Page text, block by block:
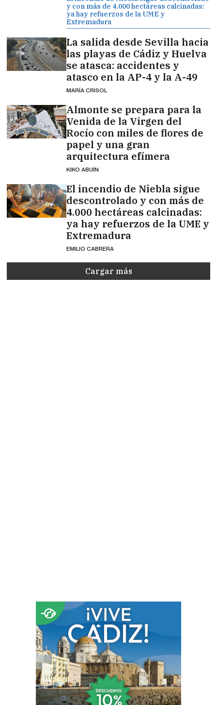
y con más de 4.000 hectáreas calcinadas:
ya hay refuerzos de la UME y
Extremadura
La salida desde Sevilla hacia
las playas de Cádiz y Huelva
se atasca: accidentes y
atasco en la AP-4 y la A-49
MARÍA CRISOL
Almonte se prepara para la
Venida de la Virgen del
Rocío con miles de flores de
papel y una gran
arquitectura efímera
KIKO ABUÍN
El incendio de Niebla sigue
descontrolado y con más de
4.000 hectáreas calcinadas:
ya hay refuerzos de la UME y
Extremadura
EMILIO CABRERA
Cargar más